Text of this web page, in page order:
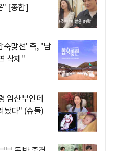
" [종합]
맞선' 측, "남
삭제"
임산부인데
놨다" (슈돌)